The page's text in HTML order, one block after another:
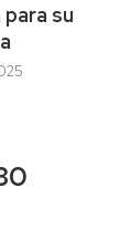
para su